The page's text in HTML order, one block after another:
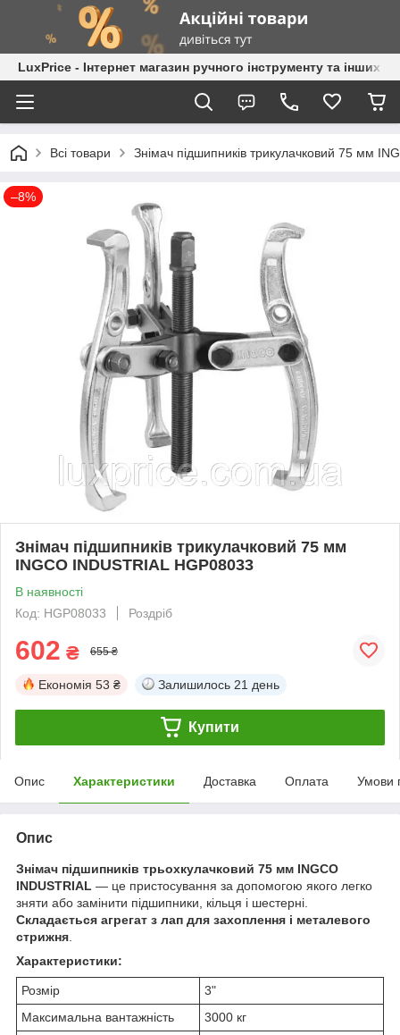
LuxPrice - Інтернет магазин ручного інструменту та інших
Всі товари Знімач підшипників трикулачковий 75 мм
–8%
Знімач підшипників трикулачковий 75 мм
INGCO INDUSTRIAL HGP08033
В наявності
Код: HGP08033
Роздріб
602 ₴ 655 ₴
Економія 53 ₴ Залишилось 21 день
Купити
Опис Характеристики Доставка Оплата Умови
Опис
Знімач підшипників трьохкулачковий 75 мм INGCO
INDUSTRIAL — це пристосування за допомогою якого легко
зняти або замінити підшипники, кільця і шестерні.
Складається агрегат з лап для захоплення і металевого
стрижня
Характеристики:
Розмір
3"
Максимальна вантажність
3000 кг